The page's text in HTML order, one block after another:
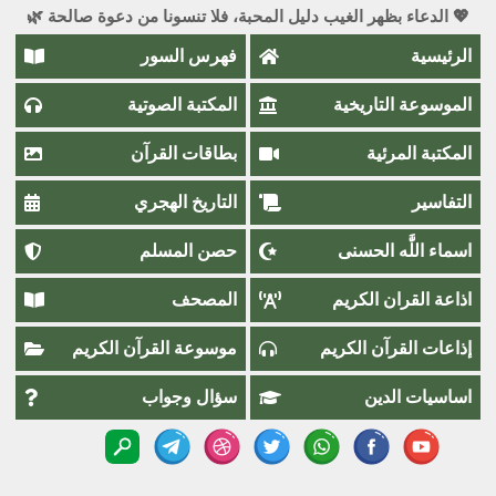
💖 الدعاء بظهر الغيب دليل المحبة، فلا تنسونا من دعوة صالحة 🌿
الرئيسية فهرس السور
الموسوعة التاريخية المكتبة الصوتية
المكتبة المرئية بطاقات القرآن
التفاسير التاريخ الهجري
اسماء اللَّٰه الحسنى حصن المسلم
اذاعة القران الكريم المصحف
إذاعات القرآن الكريم موسوعة القرآن الكريم
اساسيات الدين سؤال وجواب